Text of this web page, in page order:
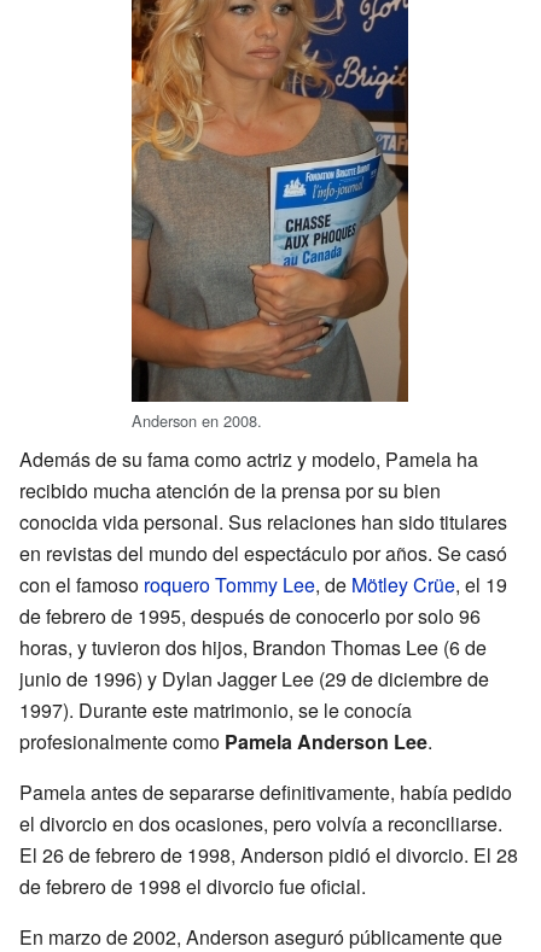
Anderson en 2008.
Además de su fama como actriz y modelo, Pamela ha
recibido mucha atención de la prensa por su bien
conocida vida personal. Sus relaciones han sido titulares
en revistas del mundo del espectáculo por años. Se casó
con el famoso roqueroTommy Lee, de Mötley Crüe, el 19
de febrero de 1995, después de conocerlo por solo 96
horas, y tuvieron dos hijos, Brandon Thomas Lee (6 de
junio de 1996) y Dylan Jagger Lee (29 de diciembre de
1997). Durante este matrimonio, se le conocía
profesionalmente como Pamela Anderson Lee.
Pamela antes de separarse definitivamente, había pedido
el divorcio en dos ocasiones, pero volvía a reconciliarse.
El 26 de febrero de 1998, Anderson pidió el divorcio. El 28
de febrero de 1998 el divorcio fue oficial.
En marzo de 2002, Anderson aseguró públicamente que